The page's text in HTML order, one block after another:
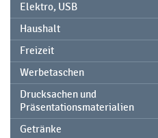
Elektro, USB
Haushalt
Freizeit
Werbetaschen
Drucksachen und
Präsentationsmaterialien
Getränke